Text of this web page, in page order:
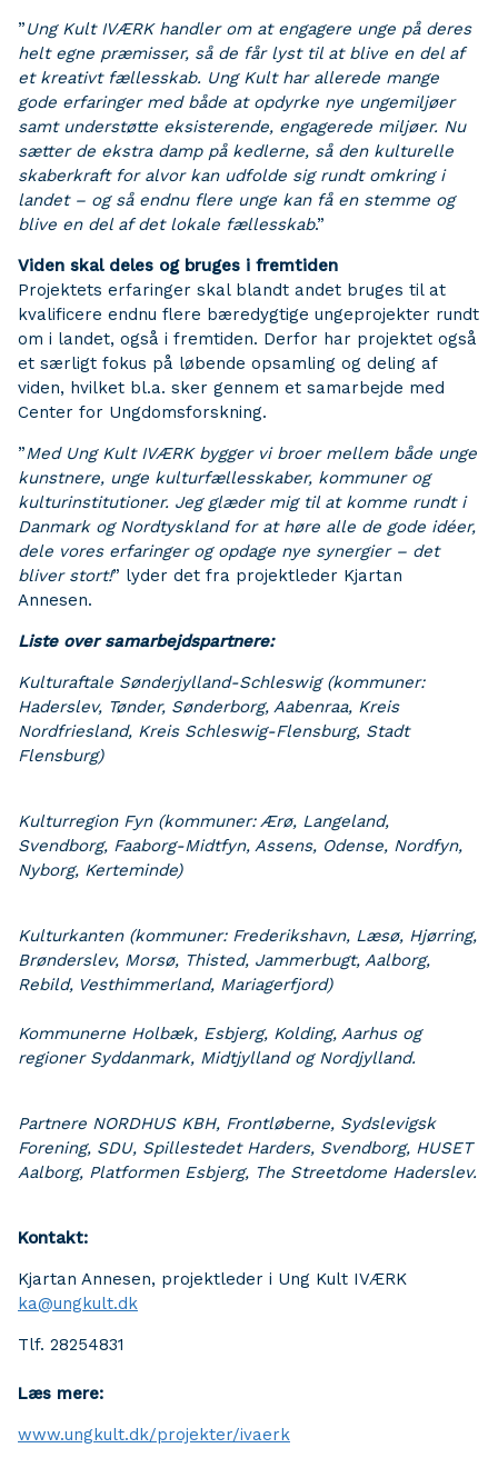
”Ung Kult IVÆRK handler om at engagere unge på deres
helt egne præmisser, så de får lyst til at blive en del af
et kreativt fællesskab. Ung Kult har allerede mange
gode erfaringer med både at opdyrke nye ungemiljøer
samt understøtte eksisterende, engagerede miljøer. Nu
sætter de ekstra damp på kedlerne, så den kulturelle
skaberkraft for alvor kan udfolde sig rundt omkring i
landet – og så endnu flere unge kan få en stemme og
blive en del af det lokale fællesskab.”
Viden skal deles og bruges i fremtiden
Projektets erfaringer skal blandt andet bruges til at
kvalificere endnu flere bæredygtige ungeprojekter rundt
om i landet, også i fremtiden. Derfor har projektet også
et særligt fokus på løbende opsamling og deling af
viden, hvilket bl.a. sker gennem et samarbejde med
Center for Ungdomsforskning.
”Med Ung Kult IVÆRK bygger vi broer mellem både unge
kunstnere, unge kulturfællesskaber, kommuner og
kulturinstitutioner. Jeg glæder mig til at komme rundt i
Danmark og Nordtyskland for at høre alle de gode idéer,
dele vores erfaringer og opdage nye synergier – det
bliver stort!” lyder det fra projektleder Kjartan
Annesen.
Liste over samarbejdspartnere:
Kulturaftale Sønderjylland-Schleswig (kommuner:
Haderslev, Tønder, Sønderborg, Aabenraa, Kreis
Nordfriesland, Kreis Schleswig-Flensburg, Stadt
Flensburg)
Kulturregion Fyn (kommuner:Ærø, Langeland,
Svendborg, Faaborg-Midtfyn, Assens, Odense, Nordfyn,
Nyborg, Kerteminde)
Kulturkanten (kommuner: Frederikshavn, Læsø, Hjørring,
Brønderslev, Morsø, Thisted, Jammerbugt, Aalborg,
Rebild, Vesthimmerland, Mariagerfjord)
Kommunerne Holbæk, Esbjerg, Kolding, Aarhus og
regioner Syddanmark, Midtjylland og Nordjylland.
Partnere NORDHUS KBH, Frontløberne, Sydslevigsk
Forening, SDU, Spillestedet Harders, Svendborg, HUSET
Aalborg, Platformen Esbjerg, The Streetdome Haderslev.
Kontakt:
Kjartan Annesen, projektleder i Ung Kult IVÆRK
ka@ungkult.dk
Tlf. 28254831
Læs mere:
www.ungkult.dk/projekter/ivaerk